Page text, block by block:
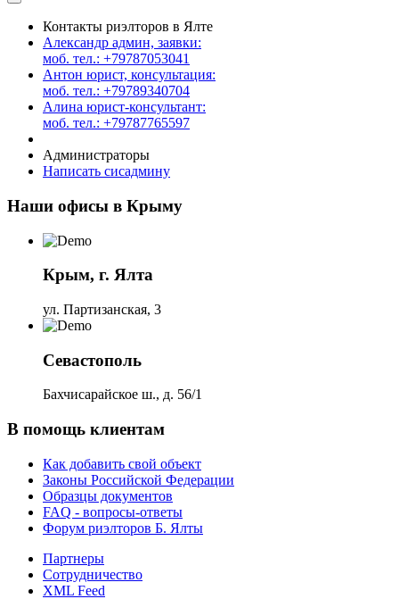
Контакты риэлторов в Ялте
Александр админ, заявки:
моб. тел.: +79787053041
Антон юрист, консультация:
моб. тел.: +79789340704
Алина юрист-консультант:
моб. тел.: +79787765597
Администраторы
Написать сисадмину
Наши офисы в Крыму
Крым, г. Ялта
ул. Партизанская, 3
Севастополь
Бахчисарайское ш., д. 56/1
В помощь клиентам
Как добавить свой объект
Законы Российской Федерации
Образцы документов
FAQ - вопросы-ответы
Форум риэлторов Б. Ялты
Партнеры
Сотрудничество
XML Feed